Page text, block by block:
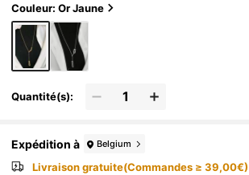
Couleur: Or Jaune
Quantité(s):
Expédition à Belgium
Livraison gratuite(Commandes ≥ 39,00€)